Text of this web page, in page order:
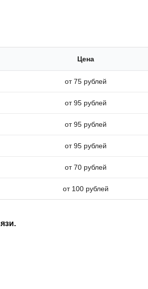
Цена
от 75 рублей
от 95 рублей
от 95 рублей
от 95 рублей
от 70 рублей
от 100 рублей